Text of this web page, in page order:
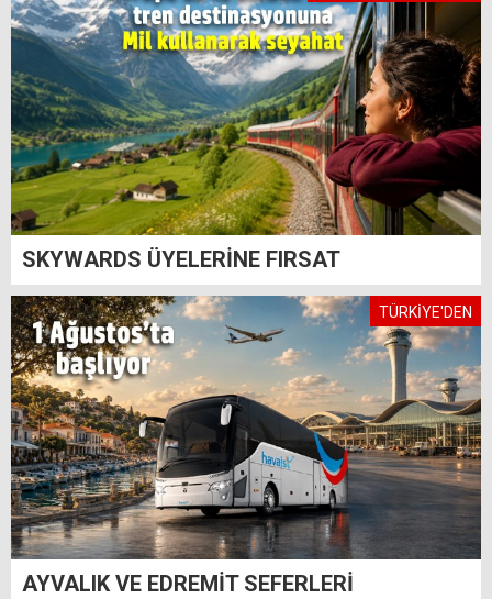
SKYWARDS ÜYELERİNE FIRSAT
TÜRKİYE'DEN
AYVALIK VE EDREMİT SEFERLERİ